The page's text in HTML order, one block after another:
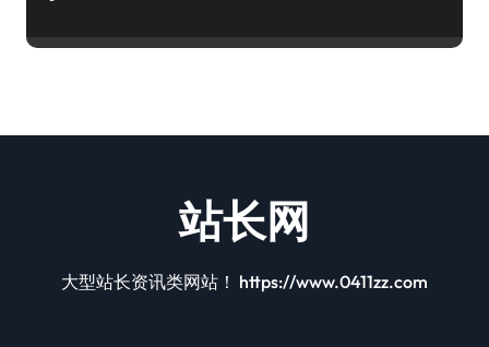
站长网
大型站长资讯类网站！ https://www.0411zz.com